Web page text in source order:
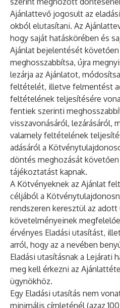
Ajánlattevő jogosult az
okból elutasítani. Az
hogy saját hatáskörében és
Ajánlat bejelentését
meghosszabbítsa, újra
lezárja az Ajánlatot,
feltételét, illetve felmentést
feltételének teljesítésére
fentiek szerinti
visszavonásáról, lezárásáról,
valamely feltételének
adásáról a
döntés meghozását
tájékoztatást kapnak.
A Kötvényeknek az Ajánlat
céljából a
rendszeren keresztül az adott
követelményeinek
érvényes Eladási utasítást,
arról, hogy az a nevében
Eladási utasításnak a Lejárati
meg kell érkezni az
ügynökhöz.
Egy Eladási utasítás nem
minimális címleténél (azaz